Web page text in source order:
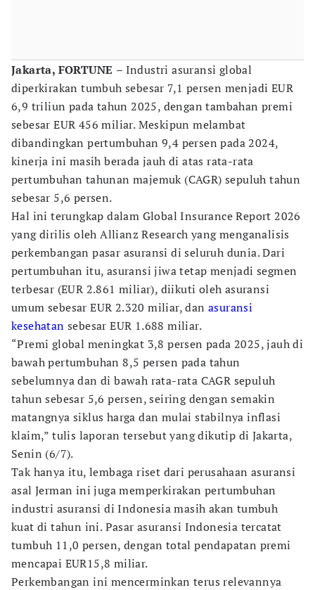
Jakarta, FORTUNE – Industri asuransi global
diperkirakan tumbuh sebesar 7,1 persen menjadi EUR
6,9 triliun pada tahun 2025, dengan tambahan premi
sebesar EUR 456 miliar. Meskipun melambat
dibandingkan pertumbuhan 9,4 persen pada 2024,
kinerja ini masih berada jauh di atas rata-rata
pertumbuhan tahunan majemuk (CAGR) sepuluh tahun
sebesar 5,6 persen.
Hal ini terungkap dalam Global Insurance Report 2026
yang dirilis oleh Allianz Research yang menganalisis
perkembangan pasar asuransi di seluruh dunia. Dari
pertumbuhan itu, asuransi jiwa tetap menjadi segmen
terbesar (EUR 2.861 miliar), diikuti oleh asuransi
umum sebesar EUR 2.320 miliar, dan asuransi
kesehatan sebesar EUR 1.688 miliar.
“Premi global meningkat 3,8 persen pada 2025, jauh di
bawah pertumbuhan 8,5 persen pada tahun
sebelumnya dan di bawah rata-rata CAGR sepuluh
tahun sebesar 5,6 persen, seiring dengan semakin
matangnya siklus harga dan mulai stabilnya inflasi
klaim,” tulis laporan tersebut yang dikutip di Jakarta,
Senin (6/7).
Tak hanya itu, lembaga riset dari perusahaan asuransi
asal Jerman ini juga memperkirakan pertumbuhan
industri asuransi di Indonesia masih akan tumbuh
kuat di tahun ini. Pasar asuransi Indonesia tercatat
tumbuh 11,0 persen, dengan total pendapatan premi
mencapai EUR15,8 miliar.
Perkembangan ini mencerminkan terus relevannya